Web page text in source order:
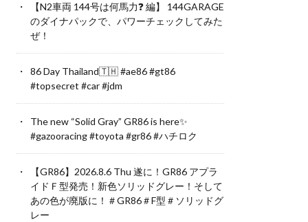
【N2車両 144号は何馬力❓ 編】 144GARAGE
のダイナパックで、パワーチェックしてみた
ぜ！
86 Day Thailand🇹🇭 #ae86 #gt86
#topsecret #car #jdm
The new “Solid Gray” GR86 is here✨
#gazooracing #toyota #gr86 #ハチロク
【GR86】2026.8.6 Thu 遂に！GR86 アプラ
イドＦ型発売！新色ソリッドグレー！そして
あの色が廃版に！＃GR86＃F型＃ソリッドグ
レー